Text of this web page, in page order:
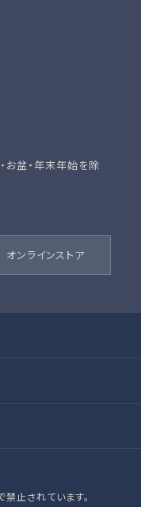
盆・年末年始を除
オンラインストア
止されています。